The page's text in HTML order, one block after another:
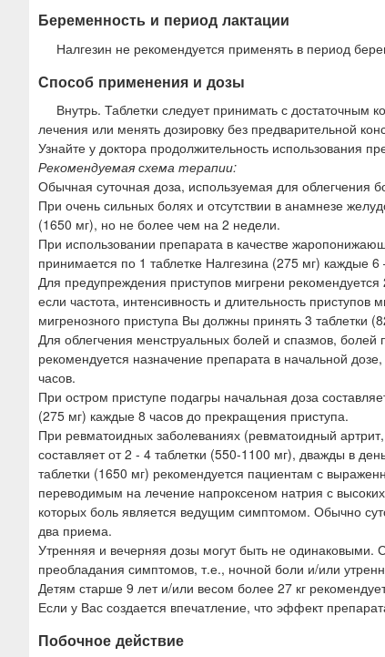
Беременность и период лактации
Налгезин не рекомендуется применять в период
Способ применения и дозы
Внутрь. Таблетки следует принимать с
лечения или менять дозировку без предварительной
Узнайте у доктора продолжительность использования
Рекомендуемая схема терапии:
Обычная суточная доза, используемая для облегчения
При очень сильных болях и отсутствии в анамнезе
(1650 мг), но не более чем на 2 недели.
При использовании препарата в качестве
принимается по 1 таблетке Налгезина (275 мг) каждые
Для предупреждения приступов мигрени
если частота, интенсивность и длительность
мигренозного приступа Вы должны принять 3 таблетки
Для облегчения менструальных болей и спазмов,
рекомендуется назначение препарата в начальной
часов.
При остром приступе подагры начальная доза
(275 мг) каждые 8 часов до прекращения приступа.
При ревматоидных заболеваниях (ревматоидный
составляет от 2 - 4 таблетки (550-1100 мг), дважды в
таблетки (1650 мг) рекомендуется пациентам с
переводимым на лечение напроксеном натрия с
которых боль является ведущим симптомом. Обычно
два приема.
Утренняя и вечерняя дозы могут быть не одинаковыми.
преобладания симптомов, т.е., ночной боли и/или
Детям старше 9 лет и/или весом более 27 кг
Если у Вас создается впечатление, что эффект
Побочное действие